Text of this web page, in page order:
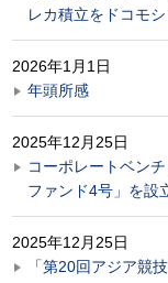
レカ積立をドコモ
2026年1月1日
年頭所感
2025年12月25日
コーポレートベン
ファンド4号」を設
2025年12月25日
「第20回アジア競